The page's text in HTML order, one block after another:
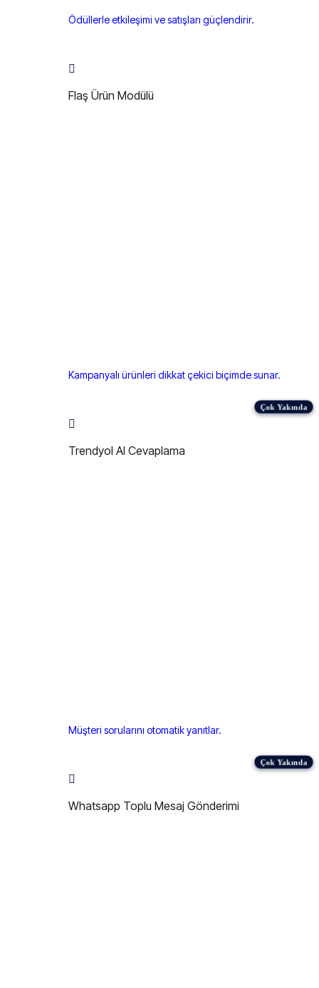
Ödüllerle etkileşimi ve satışları güçlendirir.
Flaş Ürün Modülü
Kampanyalı ürünleri dikkat çekici biçimde sunar.
Trendyol AI Cevaplama
Müşteri sorularını otomatik yanıtlar.
Whatsapp Toplu Mesaj Gönderimi